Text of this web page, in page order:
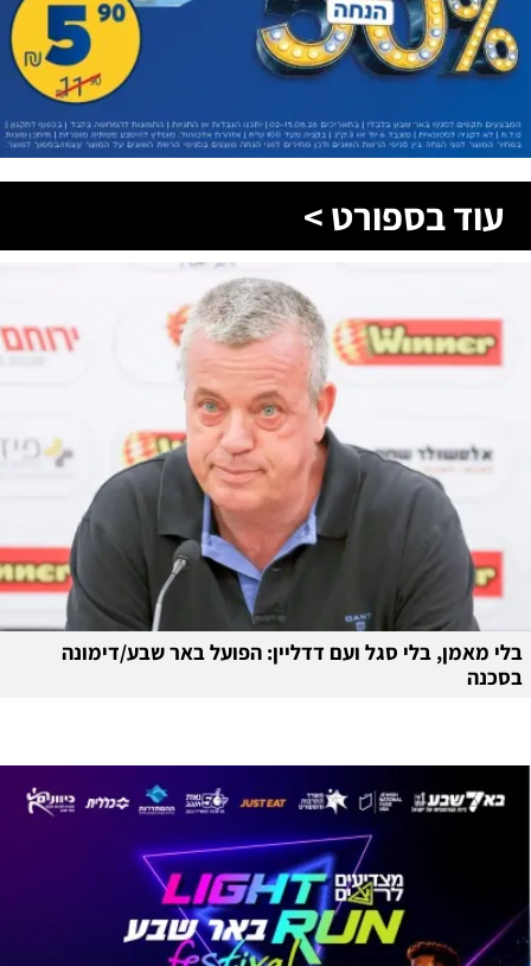
עוד בספורט >
בלי מאמן, בלי סגל ועם דדליין: הפועל באר שבע/דימונה
בסכנה